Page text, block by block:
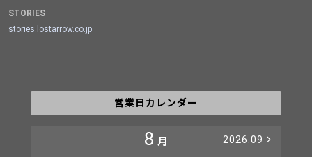
STORIES
stories.lostarrow.co.jp
営業日カレンダー
8 月 2026.09